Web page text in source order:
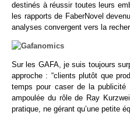
destinés à réussir toutes leurs
les rapports de FaberNovel
analyses convergent vers la
Sur les GAFA, je suis toujours
approche : “clients plutôt que
temps pour caser de la publicité
ampoulée du rôle de Ray
pratique, ne gérant qu’une petite